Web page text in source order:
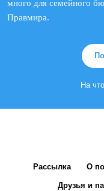
много для семейного
Правмира.
На
Рассылка О
Друзья и